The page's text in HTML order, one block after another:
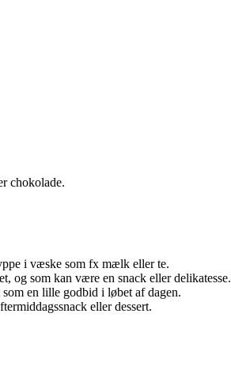
chokolade.
i væske som fx mælk eller te.
og som kan være en snack eller delikatesse.
en lille godbid i løbet af dagen.
eller dessert.